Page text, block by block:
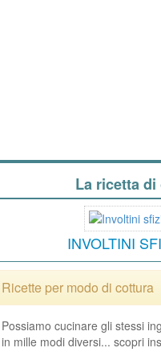
La ricetta di
INVOLTINI
Ricette per modo di cottura
Possiamo cucinare gli stessi
in mille modi diversi... scopri